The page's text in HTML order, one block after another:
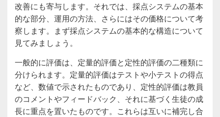
改善にも寄与します。それでは、採点システムの基本
的な部分、運用の方法、さらにはその価格について考
察します。まず採点システムの基本的な構造について
見てみましょう。
一般的に評価は、定量的評価と定性的評価の二種類に
分けられます。定量的評価はテストや小テストの得点
など、数値で示されたものであり、定性的評価は教員
のコメントやフィードバック、それに基づく生徒の成
長に重点を置いたものです。これらは互いに補完し合